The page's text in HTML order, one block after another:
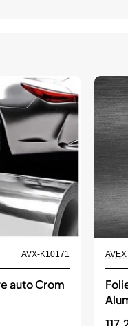
AVX-K10171
auto Crom
AVEX